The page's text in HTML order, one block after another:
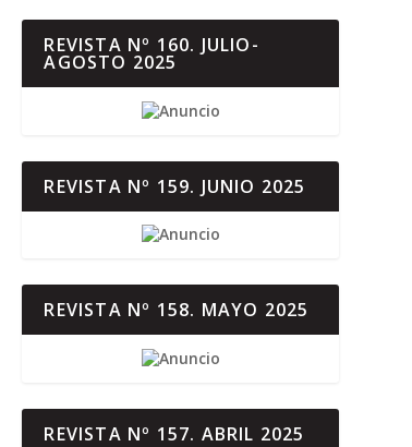
REVISTA Nº 160. JULIO-
AGOSTO 2025
REVISTA Nº 159. JUNIO 2025
REVISTA Nº 158. MAYO 2025
REVISTA Nº 157. ABRIL 2025